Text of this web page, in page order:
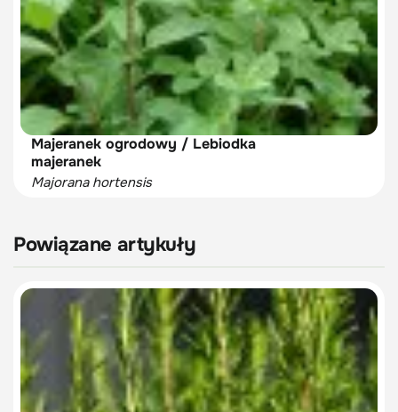
Majeranek ogrodowy / Lebiodka
majeranek
Majorana hortensis
Powiązane artykuły